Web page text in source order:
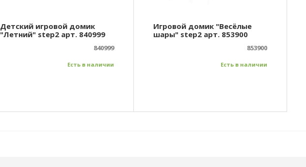
Детский игровой домик
"Летний" step2 арт. 840999
840999
Есть в наличии
Игровой домик "Весёлые
шары" step2 арт. 853900
853900
Есть в наличии